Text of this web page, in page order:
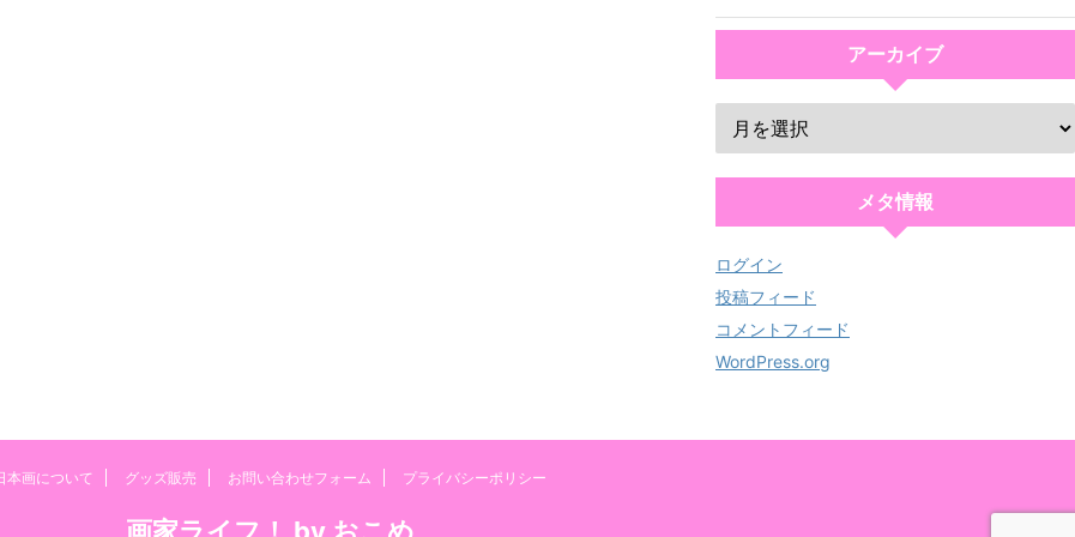
アーカイブ
メタ情報
ログイン
投稿フィード
コメントフィード
WordPress.org
本画について グッズ販売 お問い合わせフォーム プライバシーポリシー